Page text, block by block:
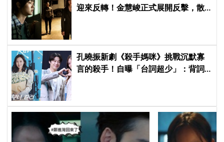
迎來反轉！金慧峻正式展開反擊，散
孔曉振新劇《殺手媽咪》挑戰沉默寡
言的殺手！自曝「台詞超少」：背詞